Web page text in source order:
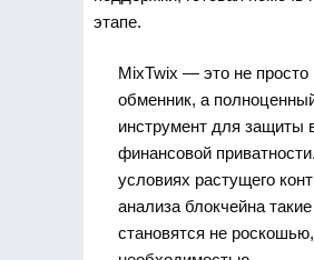
этапе.
MixTwix — это не просто
обменник, а
инструмент для защиты
финансовой
условиях растущего
анализа блокчейна
становятся не